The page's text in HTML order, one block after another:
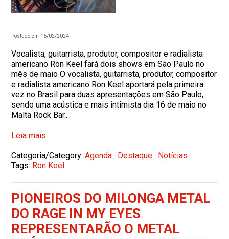
Postado em 15/02/2024
Vocalista, guitarrista, produtor, compositor e radialista
americano Ron Keel fará dois shows em São Paulo no
mês de maio O vocalista, guitarrista, produtor, compositor
e radialista americano Ron Keel aportará pela primeira
vez no Brasil para duas apresentações em São Paulo,
sendo uma acústica e mais intimista dia 16 de maio no
Malta Rock Bar...
Leia mais
Categoria/Category:Agenda · Destaque · Notícias
Tags: Ron Keel
PIONEIROS DO MILONGA METAL
DO RAGE IN MY EYES
REPRESENTARÃO O METAL